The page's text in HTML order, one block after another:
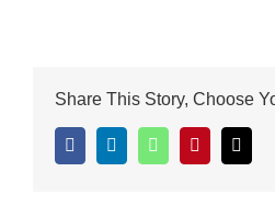
Share This Story, Choose
FacebookLinkedInWhatsAppPinterest
Mail